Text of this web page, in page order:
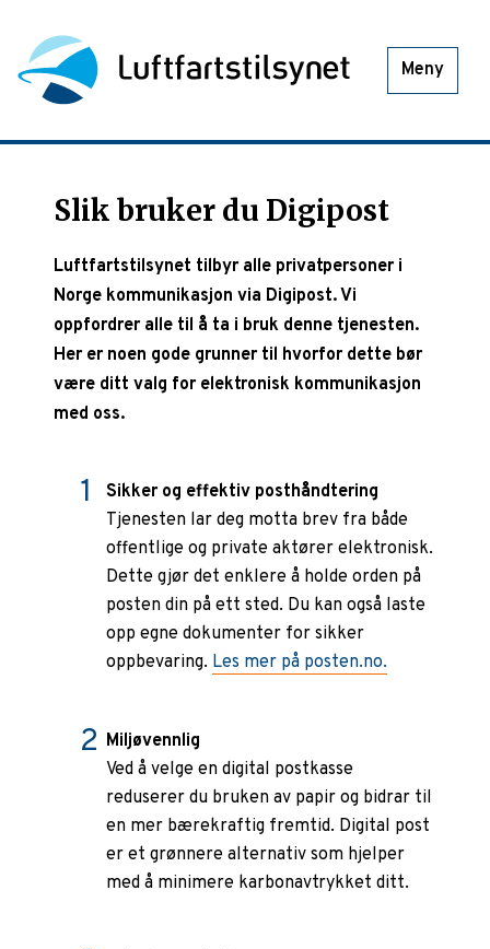
Meny
Slik bruker du Digipost
Luftfartstilsynet tilbyr alle privatpersoner i
Norge kommunikasjon via Digipost. Vi
oppfordrer alle til å ta i bruk denne tjenesten.
Her er noen gode grunner til hvorfor dette bør
være ditt valg for elektronisk kommunikasjon
med oss.
Sikker og effektiv posthåndtering
Tjenesten lar deg motta brev fra både
offentlige og private aktører elektronisk.
Dette gjør det enklere å holde orden på
posten din på ett sted. Du kan også laste
opp egne dokumenter for sikker
oppbevaring. Les mer på posten.no.
Miljøvennlig
Ved å velge en digital postkasse
reduserer du bruken av papir og bidrar til
en mer bærekraftig fremtid. Digital post
er et grønnere alternativ som hjelper
med å minimere karbonavtrykket ditt.